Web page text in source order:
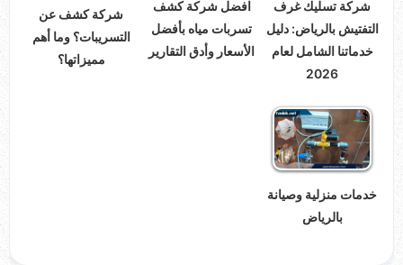
شركة تسليك غرف
التفتيش بالرياض: دليل
خدماتنا الشامل لعام
2026
افضل شركة كشف
تسربات مياه بأفضل
الأسعار وأدق التقارير
شركة كشف عن
التسريبات؟ وما أهم
مميزاتها؟
خدمات منزلية وصيانة
بالرياض